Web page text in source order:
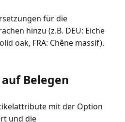
für die
hinzu (z.B. DEU: Eiche
oak, FRA: Chêne massif).
Belegen
mit der Option
und die